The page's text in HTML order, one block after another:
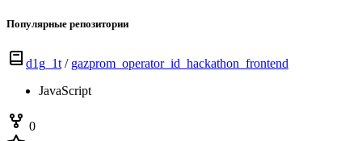
Популярные репозитории
d1g_1t / gazprom_operator_id_hackathon_frontend
JavaScript
0